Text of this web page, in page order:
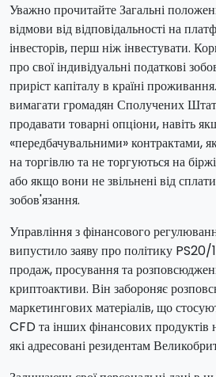
Уважно прочитайте Загальні
відмови від відповідальності на
інвесторів, перш ніж інвестувати.
про свої індивідуальні податкові
приріст капіталу в країні
вимагати громадян Сполучених
продавати товарні опціони, навіть
«передбачувальними» контрактами,
на торгівлю та не торгуються на
або якщо вони не звільнені від
зобов'язання.
Управління з фінансового
випустило заяву про політику PS20/
продаж, просування та
криптоактиви. Він забороняє
маркетингових матеріалів, що
CFD та інших фінансових продуктів
які адресовані резидентам